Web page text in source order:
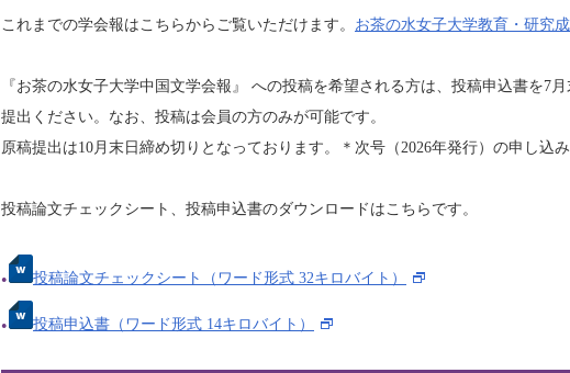
これまでの学会報はこちらからご覧いただけます。 お茶の水女子大学教育・研究
『お茶の水女子大学中国文学会報』 への投稿を希望される方は、投稿申込書を7
提出ください。なお、投稿は会員の方のみが可能です。
原稿提出は10月末日締め切りとなっております。＊次号（2026年発行）の申し込
投稿論文チェックシート、投稿申込書のダウンロードはこちらです。
投稿論文チェックシート（ワード形式 32キロバイト）
投稿申込書（ワード形式 14キロバイト）